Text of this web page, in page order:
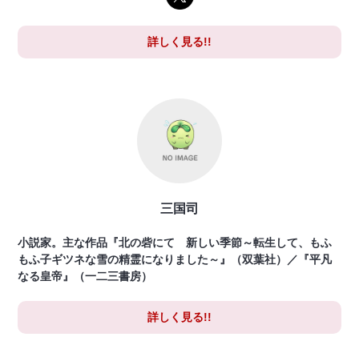
詳しく見る!!
三国司
小説家。主な作品『北の砦にて 新しい季節～転生して、もふ
もふ子ギツネな雪の精霊になりました～』（双葉社）／『平凡
なる皇帝』（一二三書房）
詳しく見る!!